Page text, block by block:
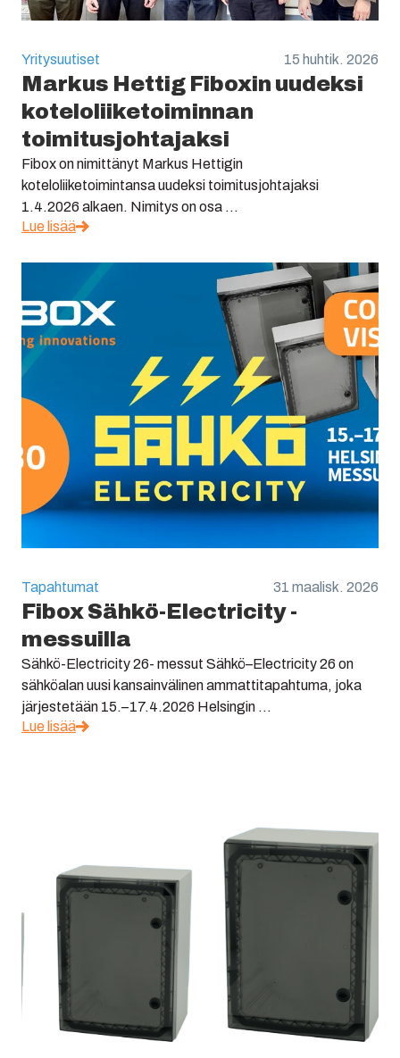
Yritysuutiset 15 huhtik. 2026
Markus Hettig Fiboxin uudeksi
koteloliiketoiminnan
toimitusjohtajaksi
Fibox on nimittänyt Markus Hettigin
koteloliiketoimintansa uudeksi toimitusjohtajaksi
1.4.2026 alkaen. Nimitys on osa ...
Lue lisää
Tapahtumat 31 maalisk. 2026
Fibox Sähkö-Electricity -
messuilla
Sähkö-Electricity 26- messut Sähkö–Electricity 26 on
sähköalan uusi kansainvälinen ammattitapahtuma, joka
järjestetään 15.–17.4.2026 Helsingin ...
Lue lisää